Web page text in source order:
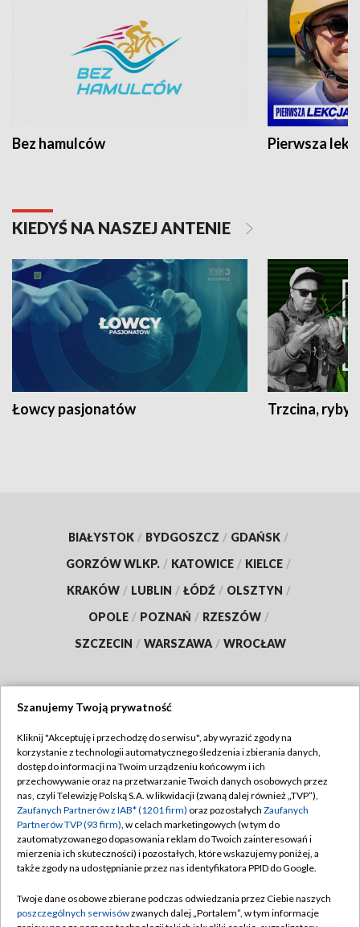
Bez hamulców Pierwsza
KIEDYŚ NA NASZEJ ANTENIE
Łowcy pasjonatów Trzcina, ryby
BIAŁYSTOK / BYDGOSZCZ / GDAŃSK /
GORZÓW WLKP. / KATOWICE / KIELCE /
KRAKÓW / LUBLIN / ŁÓDŹ / OLSZTYN /
OPOLE / POZNAŃ / RZESZÓW /
SZCZECIN / WARSZAWA / WROCŁAW
TVP
Abonament TVP
Emisja w TVP
Centrum informacji TVP
Naziemna Telewizja Cyfrowa
Rada Programowa
Regulamin TVP
Polityka prywatności
Moje zgody
Pomoc
Kontakt
Szanujemy Twoją prywatność
Kliknij "Akceptuję i przechodzę do serwisu", aby wyrazić zgody na
korzystanie z technologii automatycznego śledzenia i zbierania danych,
dostęp do informacji na Twoim urządzeniu końcowym i ich
przechowywanie oraz na przetwarzanie Twoich danych osobowych przez
nas, czyli Telewizję Polską S.A. w likwidacji (zwaną dalej również „TVP”),
Zaufanych Partnerów z IAB* (1201 firm) oraz pozostałych Zaufanych
Partnerów TVP (93 firm), w celach marketingowych (w tym do
zautomatyzowanego dopasowania reklam do Twoich zainteresowań i
mierzenia ich skuteczności) i pozostałych, które wskazujemy poniżej, a
także zgody na udostępnianie przez nas identyfikatora PPID do Google.
Twoje dane osobowe zbierane podczas odwiedzania przez Ciebie naszych
poszczególnych serwisówzwanych dalej „Portalem”, w tym informacje